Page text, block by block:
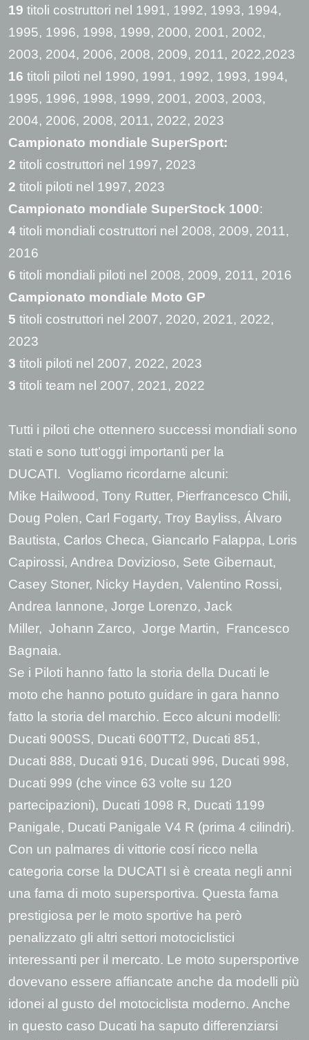
19 titoli costruttori nel 1991, 1992, 1993, 1994,
1995, 1996, 1998, 1999, 2000, 2001, 2002,
2003, 2004, 2006, 2008, 2009, 2011, 2022,2023
16 titoli piloti nel 1990, 1991, 1992, 1993, 1994,
1995, 1996, 1998, 1999, 2001, 2003, 2003,
2004, 2006, 2008, 2011, 2022, 2023
Campionato mondiale SuperSport:
2 titoli costruttori nel 1997, 2023
2 titoli piloti nel 1997, 2023
Campionato mondiale SuperStock 1000:
4 titoli mondiali costruttori nel 2008, 2009, 2011,
2016
6 titoli mondiali piloti nel 2008, 2009, 2011, 2016
Campionato mondiale Moto GP
5 titoli costruttori nel 2007, 2020, 2021, 2022,
2023
3 titoli piloti nel 2007, 2022, 2023
3 titoli team nel 2007, 2021, 2022
Tutti i piloti che ottennero successi mondiali sono
stati e sono tutt’oggi importanti per la
DUCATI. Vogliamo ricordarne alcuni:
Mike Hailwood, Tony Rutter, Pierfrancesco Chili,
Doug Polen, Carl Fogarty, Troy Bayliss, Álvaro
Bautista, Carlos Checa, Giancarlo Falappa, Loris
Capirossi, Andrea Dovizioso, Sete Gibernaut,
Casey Stoner, Nicky Hayden, Valentino Rossi,
Andrea Iannone, Jorge Lorenzo, Jack
Miller, Johann Zarco, Jorge Martin, Francesco
Bagnaia.
Se i Piloti hanno fatto la storia della Ducati le
moto che hanno potuto guidare in gara hanno
fatto la storia del marchio. Ecco alcuni modelli:
Ducati 900SS, Ducati 600TT2, Ducati 851,
Ducati 888, Ducati 916, Ducati 996, Ducati 998,
Ducati 999 (che vince 63 volte su 120
partecipazioni), Ducati 1098 R, Ducati 1199
Panigale, Ducati Panigale V4 R (prima 4 cilindri).
Con un palmares di vittorie cosí ricco nella
categoria corse la DUCATI si è creata negli anni
una fama di moto supersportiva. Questa fama
prestigiosa per le moto sportive ha però
penalizzato gli altri settori motociclistici
interessanti per il mercato. Le moto supersportive
dovevano essere affiancate anche da modelli più
idonei al gusto del motociclista moderno. Anche
in questo caso Ducati ha saputo differenziarsi